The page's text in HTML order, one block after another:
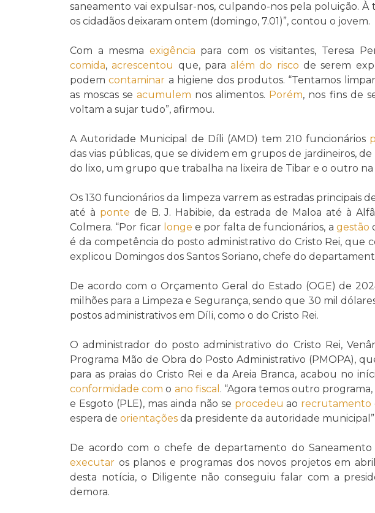
saneamento vai expulsar-nos, culpando-nos pela poluição. À
os cidadãos deixaram ontem (domingo, 7.01)”, contou o jovem.
Com a mesma exigência para com os visitantes, Teresa
comida,acrescentou que, paraalém do risco de serem
podemcontaminar a higiene dos produtos. “Tentamos
as moscas seacumulem nos alimentos. Porém, nos fins de
voltam a sujar tudo”, afirmou.
A Autoridade Municipal de Díli (AMD) tem 210 funcionários
das vias públicas, que se dividem em grupos de jardineiros,
do lixo, um grupo que trabalha na lixeira de Tibar e o outro na
Os 130 funcionários da limpeza varrem as estradas principais
até à ponte de B. J. Habibie, da estrada de Maloa até à
Colmera. “Por ficar longe e por falta de funcionários, a gestão
é da competência do posto administrativo do Cristo Rei, que
explicou Domingos dos Santos Soriano, chefe do
De acordo com o Orçamento Geral do Estado (OGE) de
milhões para a Limpeza e Segurança, sendo que 30 mil
postos administrativos em Díli, como o do Cristo Rei.
O administrador do posto administrativo do Cristo Rei,
Programa Mão de Obra do Posto Administrativo (PMOPA),
para as praias do Cristo Rei e da Areia Branca, acabou no
conformidade com o ano fiscal . “Agora temos outro
e Esgoto (PLE), mas ainda não se procedeu ao recrutamento
espera de orientações da presidente da autoridade
De acordo com o chefe de departamento do
executar os planos e programas dos novos projetos em
desta notícia, o Diligente não conseguiu falar com a
demora.